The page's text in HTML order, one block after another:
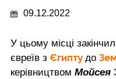
09.12.2022
У цьому місці
євреїв з Єгипту до
керівництвом Мойсея